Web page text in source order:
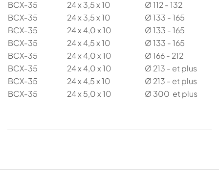
BCX-35
24 x 3,5 x 10
Ø 112 - 132
BCX-35
24 x 3,5 x 10
Ø 133 - 165
BCX-35
24 x 4,0 x 10
Ø 133 - 165
BCX-35
24 x 4,5 x 10
Ø 133 - 165
BCX-35
24 x 4,0 x 10
Ø 166 - 212
BCX-35
24 x 4,0 x 10
Ø 213 - et plus
BCX-35
24 x 4,5 x 10
Ø 213 - et plus
BCX-35
24 x 5,0 x 10 Ø 300 et plus